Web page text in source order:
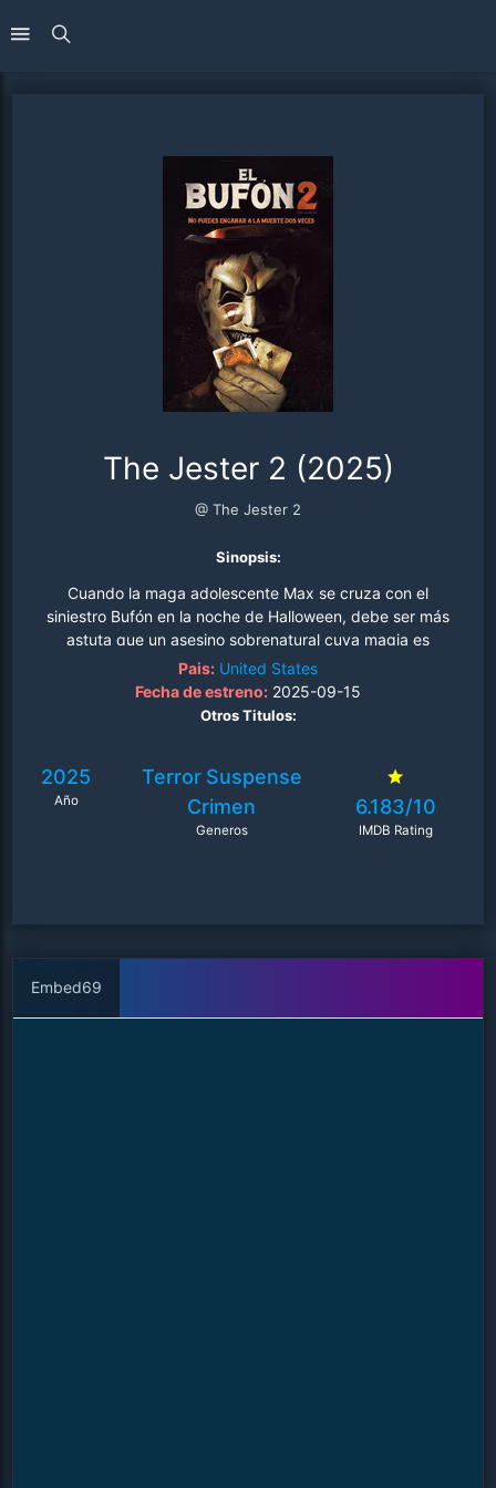
The Jester 2 (2025)
@ The Jester 2
Sinopsis:
Cuando la maga adolescente Max se cruza con el
siniestro Bufón en la noche de Halloween, debe ser más
astuta que un asesino sobrenatural cuya magia es
demasiado real y cuyos trucos siempre acaban en
sangre..
Pais: United States
Fecha de estreno: 2025-09-15
Otros Titulos:
2025
Año
Terror Suspense
Crimen
Generos
6.183/10
IMDB Rating
Embed69